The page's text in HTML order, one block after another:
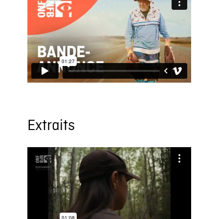
Extraits